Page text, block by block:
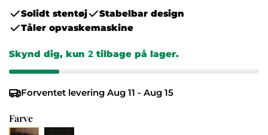
Solidt stentøj
Stabelbar design
Tåler opvaskemaskine
Skynd dig, kun 2 tilbage på lager.
Forventet levering Aug 11 - Aug 15
Farve